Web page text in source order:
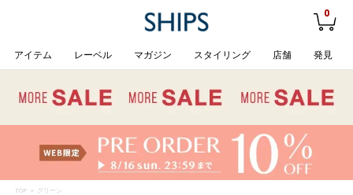
0
アイテム レーベル マガジン スタイリング 店舗 発見
TOP > グリーン